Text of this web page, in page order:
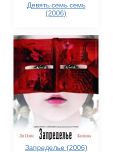
Девять семь семь
(2006)
Запределье (2006)